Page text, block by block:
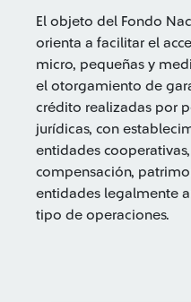
El objeto del Fondo
orienta a facilitar el
micro, pequeñas y
el otorgamiento de
crédito realizadas por
jurídicas, con
entidades
compensación,
entidades legalmente
tipo de operaciones.